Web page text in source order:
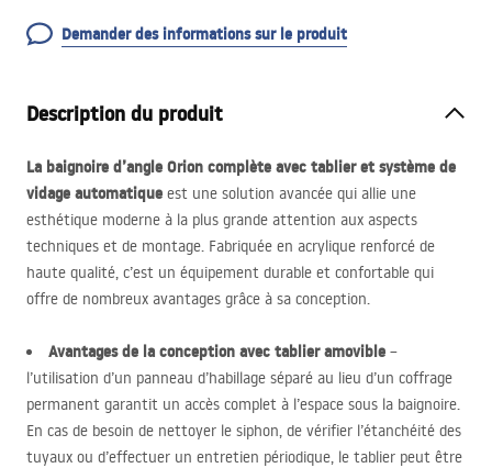
Demander des informations sur le produit
Description du produit
La baignoire d’angle Orion complète avec tablier et système de
vidage automatique est une solution avancée qui allie une
esthétique moderne à la plus grande attention aux aspects
techniques et de montage. Fabriquée en acrylique renforcé de
haute qualité, c’est un équipement durable et confortable qui
offre de nombreux avantages grâce à sa conception.
Avantages de la conception avec tablier amovible –
l’utilisation d’un panneau d’habillage séparé au lieu d’un coffrage
permanent garantit un accès complet à l’espace sous la baignoire.
En cas de besoin de nettoyer le siphon, de vérifier l’étanchéité des
tuyaux ou d’effectuer un entretien périodique, le tablier peut être